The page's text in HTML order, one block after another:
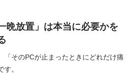
晩放置」は本当に必要かを
「そのPCが止まったときにどれだけ痛
。